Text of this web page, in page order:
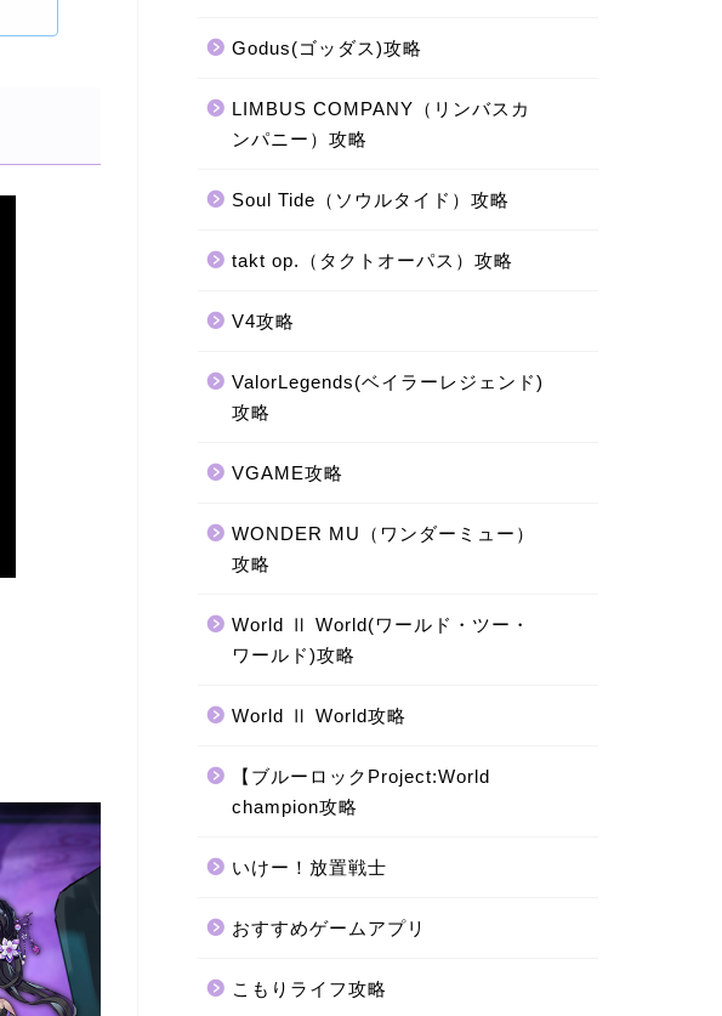
Godus(ゴッダス)攻略
LIMBUS COMPANY（リンバスカ
ンパニー）攻略
Soul Tide（ソウルタイド）攻略
takt op.（タクトオーパス）攻略
V4攻略
ValorLegends(ベイラーレジェンド)
攻略
VGAME攻略
WONDER MU（ワンダーミュー）
攻略
World Ⅱ World(ワールド・ツー・
ワールド)攻略
World Ⅱ World攻略
【ブルーロックProject:World
champion攻略
いけー！放置戦士
おすすめゲームアプリ
こもりライフ攻略